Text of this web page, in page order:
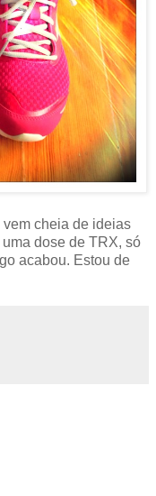
cheia de ideias
dose de TRX, só
acabou. Estou de